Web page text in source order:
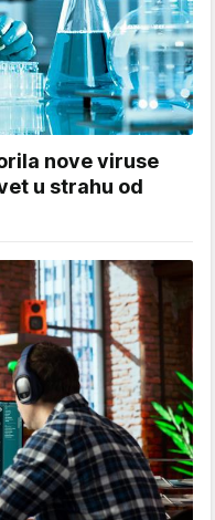
nove viruse
u strahu od